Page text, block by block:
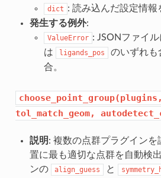
dict : 読み込んだ設定情報
発生する例外:
ValueError : JSONファイル
は
ligands_pos
のいずれも
合。
choose_point_group(plugins,
tol_match_geom,
説明: 複数の点群プラグイン
置に最も適切な点群を自動検
ンの
align_guess と